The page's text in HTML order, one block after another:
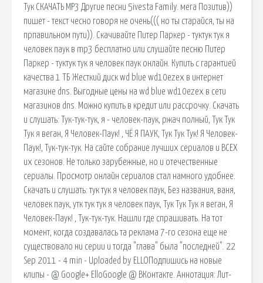
Тук СКАЧАТЬ MP3 Другие песни 5ivesta Family. мега Позитив))
пишет - текст чесно говоря не очень((( но ты старайся, ты на
прпавильном пути)). Скачивайте Питер Паркер - туктук тук я
человек паук в mp3 бесплатно или слушайте песню Питер
Паркер - туктук тук я человек паук онлайн. Купить с гарантией
качества 1 ТБ Жесткий диск wd blue wd10ezex в интернет
магазине dns. Выгодные цены на wd blue wd10ezex в сети
магазинов dns. Можно купить в кредит или рассрочку. Скачать
и слушать: Тук-тук-тук, я - человек-паук, ржач полный, Тук Тук
Тук я веган, Я Человек-Паук! , ЧЁ Я ПАУК, Тук Тук Тук! Я Человек-
Паук!, Тук-тук-тук. На сайте собрание лучших сериалов и ВСЕХ
их сезонов. Не только зарубежные, но и отечественные
сериалы. Просмотр онлайн сериалов стал намного удобнее.
Скачать и слушать: тук тук я человек паук, Без названия, ваня,
человек паук, утк тук тук я человек паук, Тук Тук Тук я веган, Я
Человек-Паук! , Тук-тук-тук. Нашли где спрашивать. На тот
момент, когда создавалась та реклама 7-го сезона еще не
существовало ни серии и тогда "глава" была "последней". 22
Sep 2011 - 4 min - Uploaded by ELLOПодпишись на новые
клипы - @ Google+ ElloGoogle @ ВКонтакте. Аннотация: Лит-